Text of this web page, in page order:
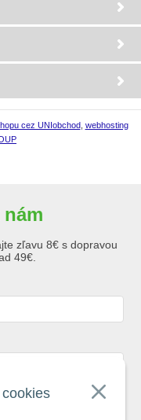
cez UNIobchod, webhosting
zľavu 8€ s dopravou
49€.